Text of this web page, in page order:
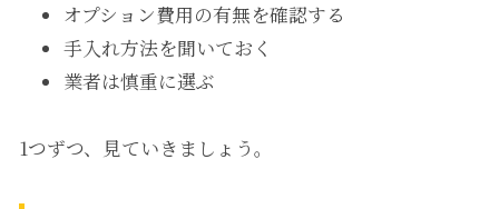
オプション費用の有無を確認する
手入れ方法を聞いておく
業者は慎重に選ぶ
1つずつ、見ていきましょう。